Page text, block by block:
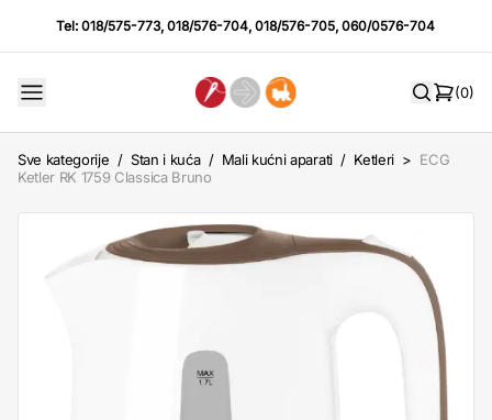
Tel:018/575-773,018/576-704,018/576-705,060/0576-704
(0)
Sve kategorije / Stan i kuća / Mali kućni aparati / Ketleri > ECG
Ketler RK 1759 Classica Bruno